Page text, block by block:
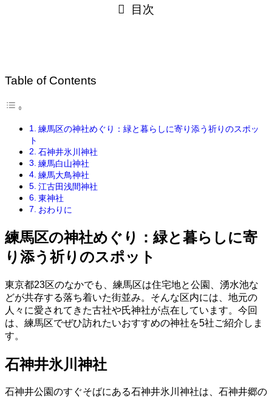
目次
Table of Contents
練馬区の神社めぐり：緑と暮らしに寄り添う祈りのスポッ
ト
石神井氷川神社
練馬白山神社
練馬大鳥神社
江古田浅間神社
東神社
おわりに
練馬区の神社めぐり：緑と暮らしに寄
り添う祈りのスポット
東京都23区のなかでも、練馬区は住宅地と公園、湧水池な
どが共存する落ち着いた街並み。そんな区内には、地元の
人々に愛されてきた古社や氏神社が点在しています。今回
は、練馬区でぜひ訪れたいおすすめの神社を5社ご紹介しま
す。
石神井氷川神社
石神井公園のすぐそばにある石神井氷川神社は、石神井郷の